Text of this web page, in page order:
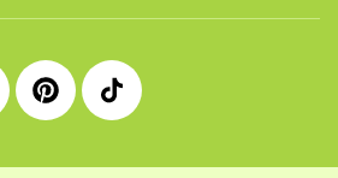
360°
Pinterest
Profil
360°
tiktok
Profil